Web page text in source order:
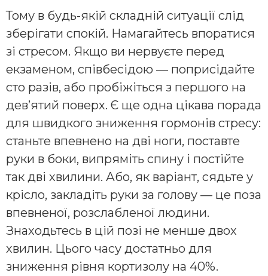
Тому в будь-якій складній ситуації слід
зберігати спокій. Намагайтесь впоратися
зі стресом. Якщо ви нервуєте перед
екзаменом, співбесідою — поприсідайте
сто разів, або пробіжіться з першого на
дев’ятий поверх. Є ще одна цікава порада
для швидкого зниження гормонів стресу:
станьте впевнено на дві ноги, поставте
руки в боки, випряміть спину і постійте
так дві хвилини. Або, як варіант, сядьте у
крісло, закладіть руки за голову — це поза
впевненої, розслабленої людини.
Знаходьтесь в цій позі не менше двох
хвилин. Цього часу достатньо для
зниження рівня кортизолу на 40%.